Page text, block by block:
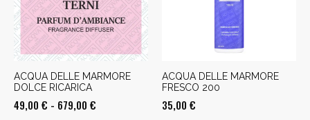
ACQUA DELLE MARMORE
DOLCE RICARICA
49,00 € - 679,00 €
ACQUA DELLE MARMORE
FRESCO 200
35,00 €